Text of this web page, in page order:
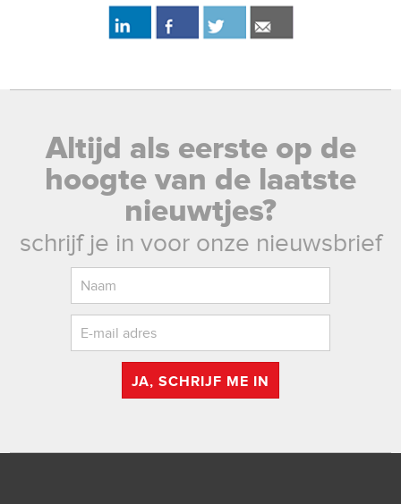
Altijd als eerste op de
hoogte van de laatste
nieuwtjes?
schrijf je in voor onze nieuwsbrief
JA, SCHRIJF ME IN